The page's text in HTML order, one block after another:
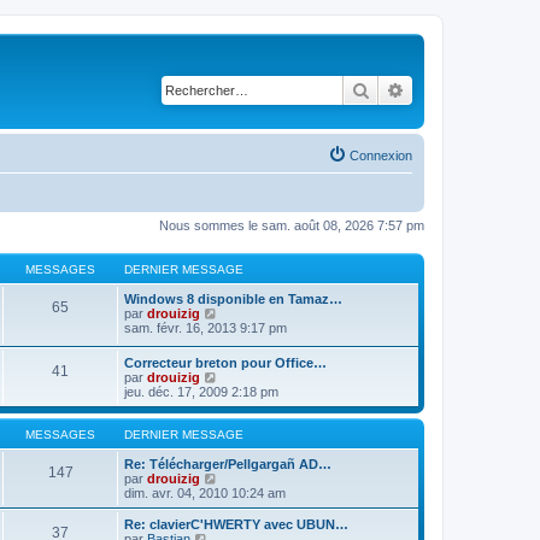
Rechercher
Connexion
Nous sommes le sam. août 08, 2026 7:57 pm
MESSAGES DERNIER MESSAGE
65
Windows 8 disponible en Tamaz…
par drouizig
o
u
l
t
e
r
l
d
e
r
n
i
sam. févr. 16, 2013 9:17 pm
41
Correcteur breton pour Office…
par drouizig
o
n
s
u
l
t
r
l
e
jeu. déc. 17, 2009 2:18 pm
MESSAGES DERNIER MESSAGE
147
Re: Télécharger/Pellgargañ AD…
par drouizig
o
n
s
dim. avr. 04, 2010 10:24 am
37
Re: clavierC'HWERTY avec UBUN…